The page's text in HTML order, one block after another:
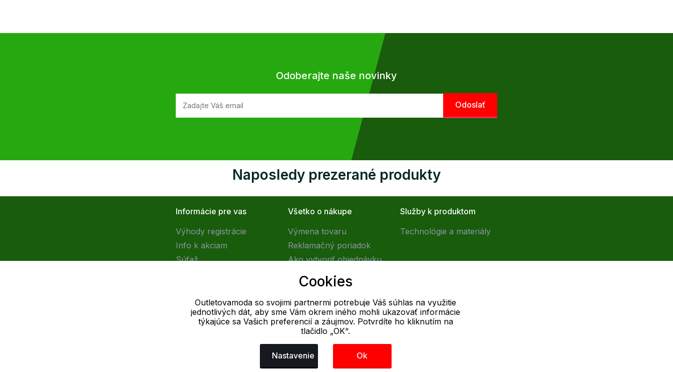
Odoberajte naše novinky
Naposledy prezerané produkty
Informácie pre vas
Výhody registrácie
Info k akciam
Súťaž
Všetko o nákupe
Výmena tovaru
Reklamačný poriadok
Ako vytvoriť objednávku
Obchodné podmienky
Doprava
Služby k produktom
Technológie a materiály
E-mail
Online
info@outletovamoda.sk
Cookies
Outletovamoda so svojimi partnermi potrebuje Váš súhlas na využitie
jednotlivých dát, aby sme Vám okrem iného mohli ukazovať informácie
týkajúce sa Vašich preferencií a záujmov. Potvrdíte ho kliknutím na
tlačidlo „OK“.
Nastavenie Ok